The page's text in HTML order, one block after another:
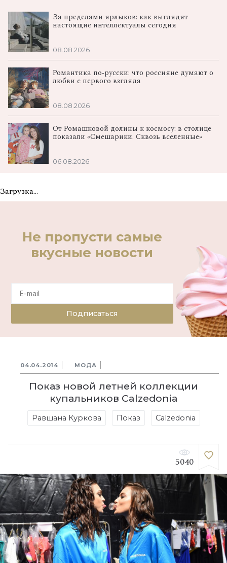
За пределами ярлыков: как выглядят
настоящие интеллектуалы сегодня
08.08.2026
Романтика по‑русски: что россияне думают о
любви с первого взгляда
08.08.2026
От Ромашковой долины к космосу: в столице
показали «Смешарики. Сквозь вселенные»
06.08.2026
Загрузка...
Не пропусти самые
вкусные новости
Подписаться
04.04.2014 МОДА
Показ новой летней коллекции
купальников Calzedonia
Равшана Куркова Показ Calzedonia
5040